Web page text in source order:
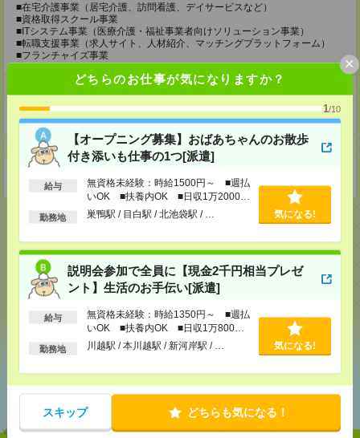
どちらのお仕事が気になりますか？
1/10
【オープニング募集】おばあちゃんのお散歩
付き添いも仕事の1つ[派遣]
給与
無資格未経験：時給1500円～ ■週払
いOK ■扶養内OK ■日収1万2000円
以上
勤務地 巣鴨駅 / 目白駅 / 北池袋駅 / … 気になる!
説明会参加で全員に【現金2千円相当プレゼ
ント】生活のお手伝い[派遣]
給与
無資格未経験：時給1350円～ ■週払
いOK ■扶養内OK ■日収1万800円
以上
勤務地 川越駅 / 本川越駅 / 新河岸駅 / … 気になる!
スキップ どちらも気になる！
×
■在宅介護事業（居宅介護、訪問看護、デイサービスなど）
■資格取得スクール事業
■ITシステム事業（医療介護・福祉事業者向けソリューション事業）
■転職支援事業（求人サイト、人材紹介、マッチングプラットフォーム）
■フランチャイズ事業
ホームページ
https://en-gage.net/eustylelab_job/
事業所
応募ページへ
気になる！
あなたの閲覧履歴からの
おすすめ